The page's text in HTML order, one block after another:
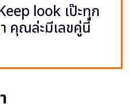
look เป๊ะทุก
คุณล่ะมีเลขคู่นี้